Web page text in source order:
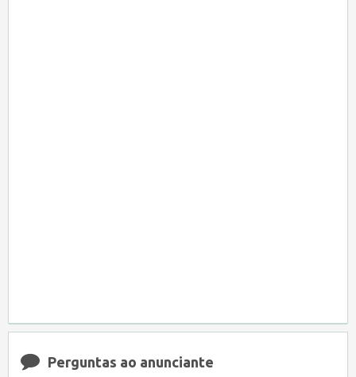
Perguntas ao anunciante